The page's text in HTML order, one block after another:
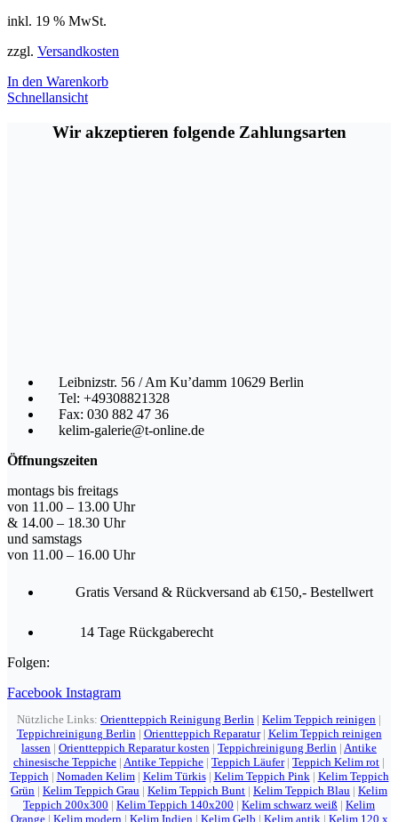
inkl. 19 % MwSt.
zzgl. Versandkosten
In den Warenkorb
Schnellansicht
Wir akzeptieren folgende Zahlungsarten
Leibnizstr. 56 / Am Ku’damm 10629 Berlin
Tel: +49308821328
Fax: 030 882 47 36
kelim-galerie@t-online.de
Öffnungszeiten
montags bis freitags
von 11.00 – 13.00 Uhr
& 14.00 – 18.30 Uhr
und samstags
von 11.00 – 16.00 Uhr
Gratis Versand & Rückversand ab €150,- Bestellwert
14 Tage Rückgaberecht
Folgen:
Facebook Instagram
Nützliche Links: Orientteppich Reinigung Berlin | Kelim Teppich reinigen |
Teppichreinigung Berlin | Orientteppich Reparatur| Kelim Teppich reinigen
lassen | Orientteppich Reparatur kosten | Teppichreinigung Berlin | Antike
chinesische Teppiche | Antike Teppiche | Teppich Läufer| Teppich Kelim rot |
Teppich | Nomaden Kelim| Kelim Türkis| Kelim Teppich Pink | Kelim Teppich
Grün | Kelim Teppich Grau | Kelim Teppich Bunt | Kelim Teppich Blau | Kelim
Teppich 200x300 | Kelim Teppich 140x200 | Kelim schwarz weiß | Kelim
Orange| Kelim modern | Kelim Indien | Kelim Gelb | Kelim antik | Kelim 120 x